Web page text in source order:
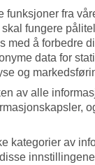
fra
fungere
med å forbedre
data for
og
av alle
kategorier av